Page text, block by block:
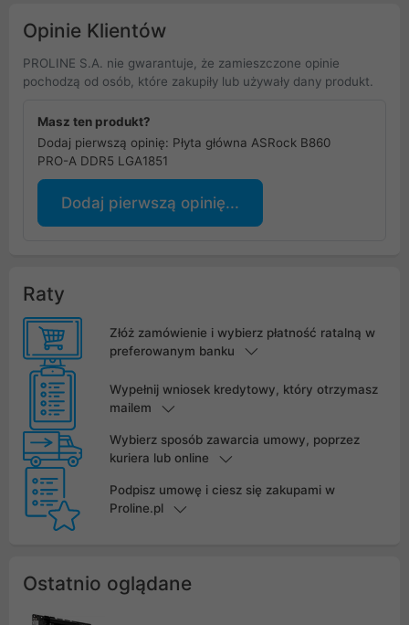
Opinie Klientów
PROLINE S.A. nie gwarantuje, że zamieszczone opinie
pochodzą od osób, które zakupiły lub używały dany produkt.
Masz ten produkt?
Dodaj pierwszą opinię: Płyta główna ASRock B860
PRO-A DDR5 LGA1851
Dodaj pierwszą opinię...
Raty
Złóż zamówienie i wybierz płatność ratalną w
preferowanym banku
Wypełnij wniosek kredytowy, który otrzymasz
mailem
Wybierz sposób zawarcia umowy, poprzez
kuriera lub online
Podpisz umowę i ciesz się zakupami w
Proline.pl
Ostatnio oglądane